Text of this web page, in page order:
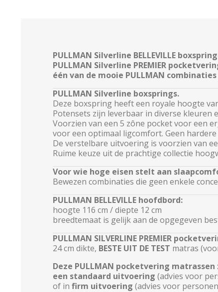
PULLMAN Silverline BELLEVILLE
PULLMAN Silverline PREMIER
één van de mooie PULLMAN
PULLMAN Silverline boxsprings.
Deze boxspring heeft een royale hoogte
Potensets zijn leverbaar in diverse kleuren
Voorzien van een 5 zône pocket voor een
voor een optimaal ligcomfort. Geen
De verstelbare uitvoering is voorzien van
Ruime keuze uit de prachtige collectie
Voor wie hoge eisen stelt aan
Bewezen combinaties die geen enkele
PULLMAN BELLEVILLE hoofdbord:
hoogte 116 cm / diepte 12 cm
breedtemaat is gelijk aan de opgegeven
PULLMAN SILVERLINE PREMIER
24 cm dikte, BESTE UIT DE TEST matras
Deze PULLMAN pocketvering
een standaard uitvoering (advies voor
of in firm uitvoering (advies voor